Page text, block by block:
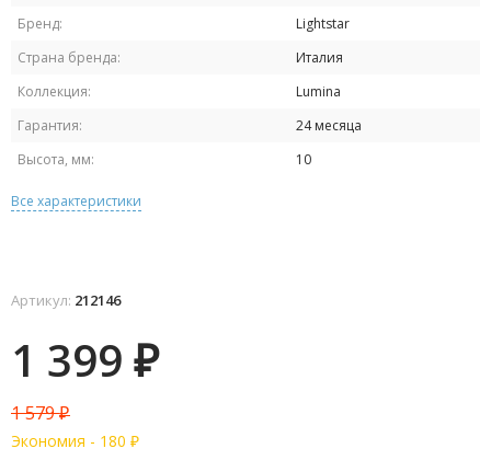
Бренд:
Lightstar
Страна бренда:
Италия
Коллекция:
Lumina
Гарантия:
24 месяца
Высота, мм:
10
Все характеристики
Артикул: 212146
1 399 ₽
1 579₽
Экономия - 180 ₽